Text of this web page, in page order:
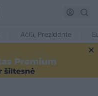
Ačiū, Prezidente